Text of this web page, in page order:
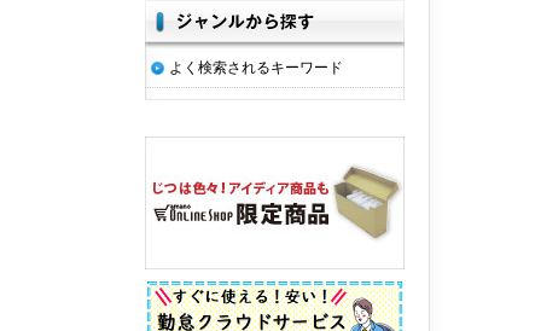
よく検索されるキーワード